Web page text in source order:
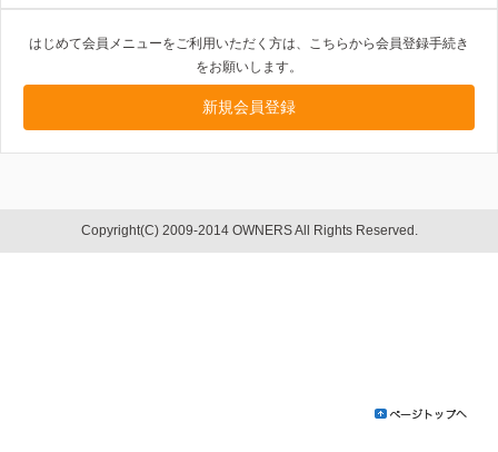
はじめて会員メニューをご利用いただく方は、こちらから会員登録手続き
をお願いします。
新規会員登録
Copyright(C) 2009-2014 OWNERS All Rights Reserved.